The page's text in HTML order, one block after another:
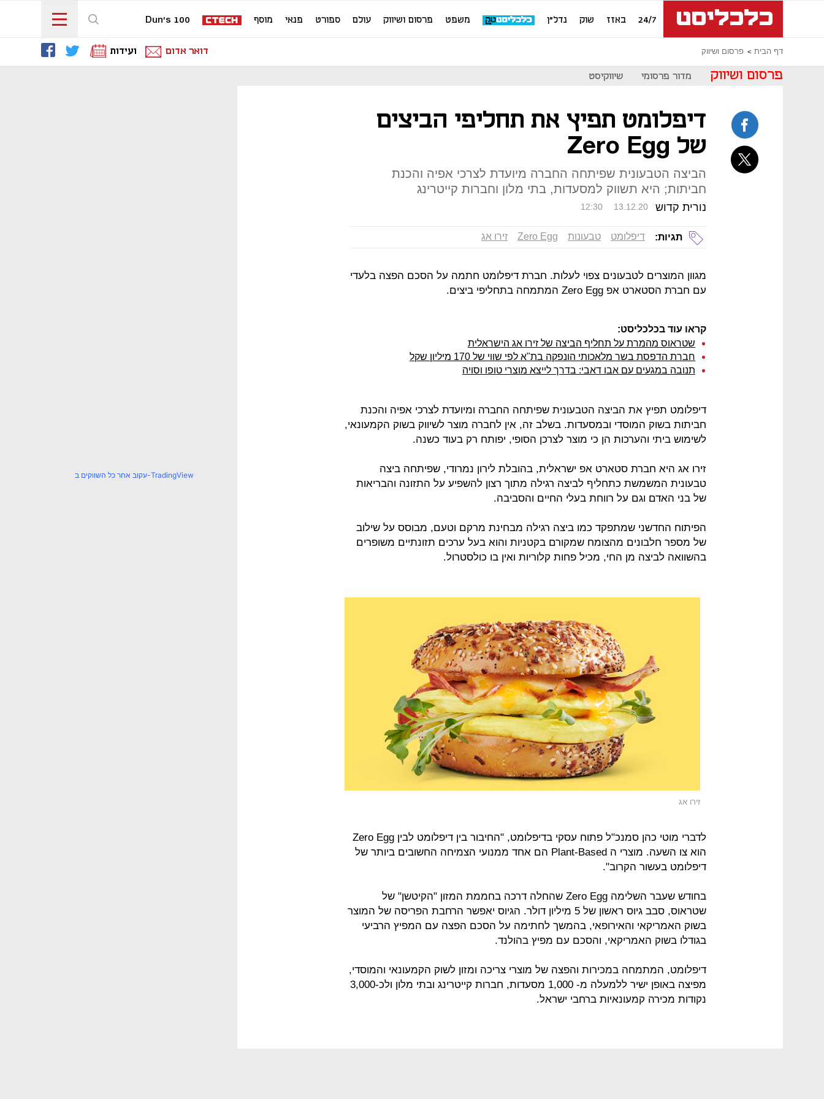
24/7 באזז שוק נדל"ן משפט פרסום ושיווק עולם ספורט פנאי מוסף Dun's 100
דף הבית פרסום ושיווק דואר אדום ועידות
פרסום ושיווק מדור פרסומי שיווקיסט
דיפלומט תפיץ את תחליפי הביצים
של Zero Egg
הביצה הטבעונית שפיתחה החברה מיועדת לצרכי אפיה והכנת
חביתות; היא תשווק למסעדות, בתי מלון וחברות קייטרינג
נורית קדוש 12:30 13.12.20
תגיות: דיפלומט טבעונות Zero Egg זירו אג
מגוון המוצרים לטבעונים צפוי לעלות. חברת דיפלומט חתמה על הסכם הפצה בלעדי
עם חברת הסטארט אפ Zero Egg המתמחה בתחליפי ביצים.
קראו עוד בכלכליסט:
שטראוס מהמרת על תחליף הביצה של זירו אג הישראלית
חברת הדפסת בשר מלאכותי הונפקה בת"א לפי שווי של 170 מיליון שקל
תנובה במגעים עם אבו דאבי: בדרך לייצא מוצרי טופו וסויה
דיפלומט תפיץ את הביצה הטבעונית שפיתחה החברה ומיועדת לצרכי אפיה והכנת
חביתות בשוק המוסדי ובמסעדות. בשלב זה, אין לחברה מוצר לשיווק בשוק הקמעונאי,
לשימוש ביתי והערכות הן כי מוצר לצרכן הסופי, יפותח רק בעוד כשנה.
זירו אג היא חברת סטארט אפ ישראלית, בהובלת לירון נמרודי, שפיתחה ביצה
טבעונית המשמשת כתחליף לביצה רגילה מתוך רצון להשפיע על התזונה והבריאות
של בני האדם וגם על רווחת בעלי החיים והסביבה.
הפיתוח החדשני שמתפקד כמו ביצה רגילה מבחינת מרקם וטעם, מבוסס על שילוב
של מספר חלבונים מהצומח שמקורם בקטניות והוא בעל ערכים תזונתיים משופרים
בהשוואה לביצה מן החי, מכיל פחות קלוריות ואין בו כולסטרול.
זירו אג
לדברי מוטי כהן סמנכ"ל פתוח עסקי בדיפלומט, "החיבור בין דיפלומט לבין Zero Egg
הוא צו השעה. מוצרי ה Plant-Based הם אחד ממנועי הצמיחה החשובים ביותר של
דיפלומט בעשור הקרוב".
בחודש שעבר השלימה Zero Egg שהחלה דרכה בחממת המזון "הקיטשן" של
שטראוס, סבב גיוס ראשון של 5 מיליון דולר. הגיוס יאפשר הרחבת הפריסה של המוצר
בשוק האמריקאי והאירופאי, בהמשך לחתימה על הסכם הפצה עם המפיץ הרביעי
בגודלו בשוק האמריקאי, והסכם עם מפיץ בהולנד.
דיפלומט, המתמחה במכירות והפצה של מוצרי צריכה ומזון לשוק הקמעונאי והמוסדי,
מפיצה באופן ישיר ללמעלה מ- 1,000 מסעדות, חברות קייטרינג ובתי מלון ולכ-3,000
נקודות מכירה קמעונאיות ברחבי ישראל.
עקוב אחר כל השווקים ב-TradingView